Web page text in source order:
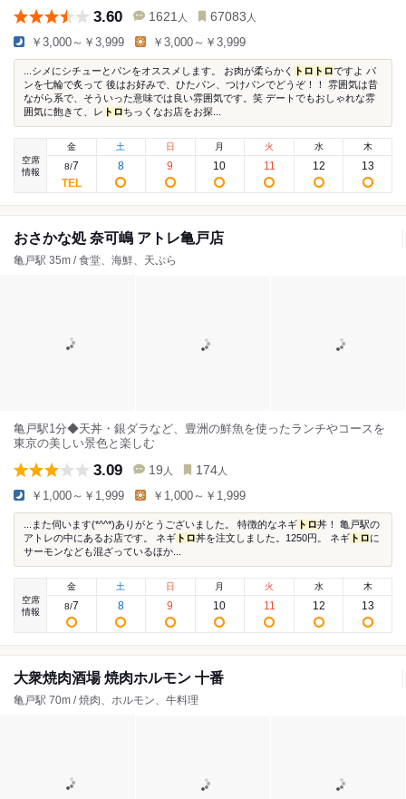
3.60 1621 人 67083 人
￥3,000～￥3,999 ￥3,000～￥3,999
...シメにシチューとパンをオススメします。 お肉が柔らかく トロ トロですよ パ
ンを七輪で炙って 後はお好みで、ひたパン、つけパンでどうぞ！！ 雰囲気は昔
ながら系で、そういった意味では良い雰囲気です。笑 デートでもおしゃれな雰
囲気に飽きて、レ トロちっくなお店をお探...
空席
情報
金
8/7
土
8
日
9
月
10
火
11
水
12
木
13
おさかな処 奈可嶋 アトレ亀戸店
亀戸駅 35m / 食堂、海鮮、天ぷら
亀戸駅1分◆天丼・銀ダラなど、豊洲の鮮魚を使ったランチやコースを
東京の美しい景色と楽しむ
3.09 19 人 174 人
￥1,000～￥1,999 ￥1,000～￥1,999
...また伺います(*^^*)ありがとうございました。 特徴的なネギ トロ丼！ 亀戸駅の
アトレの中にあるお店です。 ネギ トロ丼を注文しました。1250円。 ネギ トロに
サーモンなども混ざっているほか...
空席
情報
金
8/7
土
8
日
9
月
10
火
11
水
12
木
13
大衆焼肉酒場 焼肉ホルモン 十番
亀戸駅 70m / 焼肉、ホルモン、牛料理